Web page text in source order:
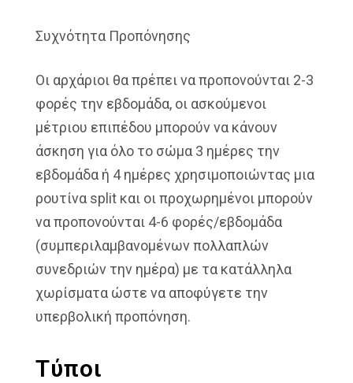
Συχνότητα Προπόνησης
Οι αρχάριοι θα πρέπει να προπονούνται 2-3
φορές την εβδομάδα, οι ασκούμενοι
μέτριου επιπέδου μπορούν να κάνουν
άσκηση για όλο το σώμα 3 ημέρες την
εβδομάδα ή 4 ημέρες χρησιμοποιώντας μια
ρουτίνα split και οι προχωρημένοι μπορούν
να προπονούνται 4-6 φορές/εβδομάδα
(συμπεριλαμβανομένων πολλαπλών
συνεδριών την ημέρα) με τα κατάλληλα
χωρίσματα ώστε να αποφύγετε την
υπερβολική προπόνηση.
Τύποι